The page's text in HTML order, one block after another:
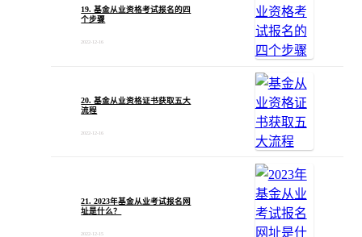
19. 基金从业资格考试报名的四
个步骤
2022-12-16
20. 基金从业资格证书获取五大
流程
2022-12-16
21. 2023年基金从业考试报名网
址是什么？
2022-12-15